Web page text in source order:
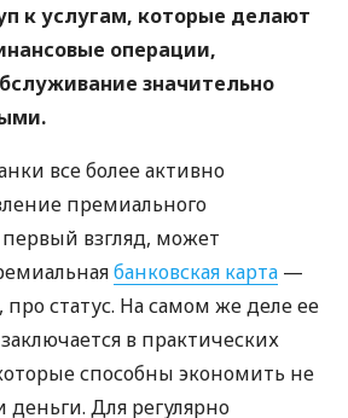
к услугам, которые делают
операции,
значительно
все более активно
премиального
взгляд, может
банковская карта —
про статус. На самом же деле ее
в практических
способны экономить не
деньги. Для регулярно